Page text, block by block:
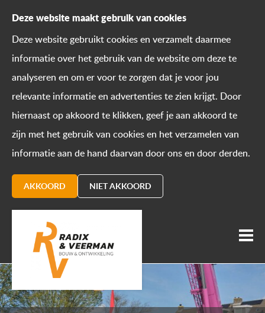
Deze website maakt gebruik van cookies
Deze website gebruikt cookies en verzamelt daarmee
informatie over het gebruik van de website om deze te
analyseren en om er voor te zorgen dat je voor jou
relevante informatie en advertenties te zien krijgt. Door
hiernaast op akkoord te klikken, geef je aan akkoord te
zijn met het gebruik van cookies en het verzamelen van
informatie aan de hand daarvan door ons en door derden.
AKKOORD NIET AKKOORD